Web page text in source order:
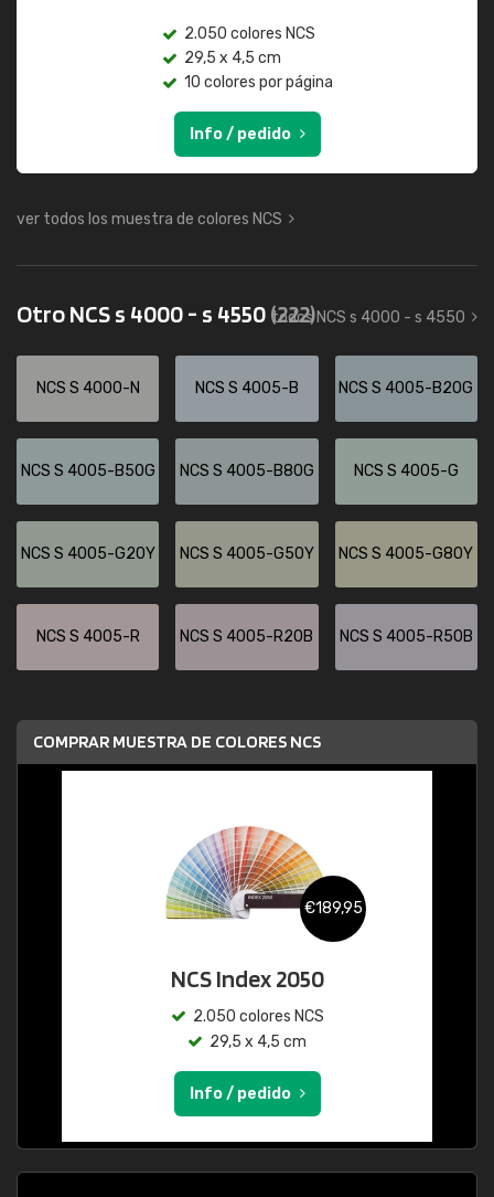
2.050 colores NCS
29,5 x 4,5 cm
10 colores por página
Info / pedido
ver todos los muestra de colores NCS
Otro NCS s 4000 - s 4550(222)
todos NCS s 4000 - s 4550
NCS S 4000-N NCS S 4005-B NCS S 4005-B20G
NCS S 4005-B50G NCS S 4005-B80G NCS S 4005-G
NCS S 4005-G20Y NCS S 4005-G50Y NCS S 4005-G80Y
NCS S 4005-R NCS S 4005-R20B NCS S 4005-R50B
COMPRAR MUESTRA DE COLORES NCS
€189,95
NCS Index 2050
2.050 colores NCS
29,5 x 4,5 cm
Info / pedido